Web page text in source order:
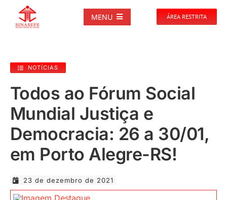
MENU
NOTÍCIAS
PUBLICAÇÕES
DOCUMENTOS
GALERIAS
ÁREA RESTRITA
NOTÍCIAS
Todos ao Fórum Social
Mundial Justiça e
Democracia: 26 a 30/01,
em Porto Alegre-RS!
23 de dezembro de 2021